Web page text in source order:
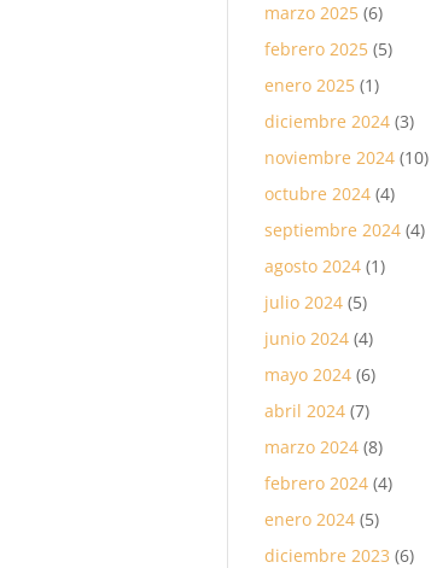
marzo 2025 (6)
febrero 2025 (5)
enero 2025 (1)
diciembre 2024 (3)
noviembre 2024 (10)
octubre 2024 (4)
septiembre 2024 (4)
agosto 2024 (1)
julio 2024 (5)
junio 2024 (4)
mayo 2024 (6)
abril 2024 (7)
marzo 2024 (8)
febrero 2024 (4)
enero 2024 (5)
diciembre 2023 (6)